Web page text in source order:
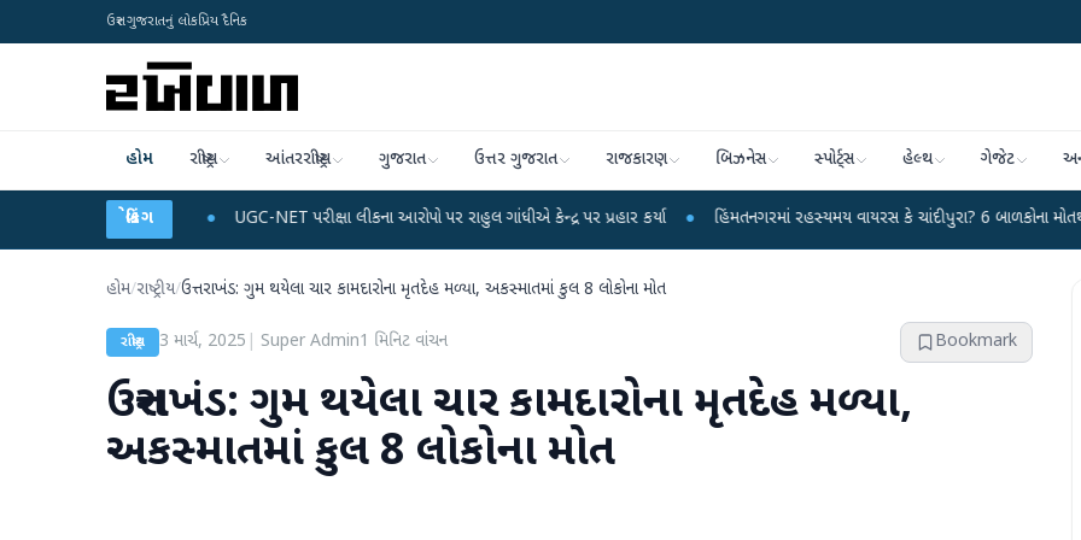
ઉત્તર ગુજરાતનું લોકપ્રિય દૈનિક
હોમ રાષ્ટ્રીય આંતરરાષ્ટ્રીય ગુજરાત ઉત્તર ગુજરાત રાજકારણ બિઝનેસ સ્પોર્ટ્સ હેલ્થ ગેજેટ
બ્રેકિંગ
UGC-NET પરીક્ષા લીકના આરોપો પર રાહુલ ગાંધીએ કેન્દ્ર પર પ્રહાર કર્યા ● હિંમતનગરમાં રહસ્યમય વાયરસ કે ચાંદીપુરા? 6 બાળકોના મોતથી ફફડાટ ●
હોમ/રાષ્ટ્રીય/ઉત્તરાખંડ: ગુમ થયેલા ચાર કામદારોના મૃતદેહ મળ્યા, અકસ્માતમાં કુલ 8 લોકોના મોત
રાષ્ટ્રીય 3 માર્ચ, 2025 Super Admin1 મિનિટ વાંચન Bookmark
ઉત્તરાખંડ: ગુમ થયેલા ચાર કામદારોના મૃતદેહ મળ્યા,
અકસ્માતમાં કુલ 8 લોકોના મોત